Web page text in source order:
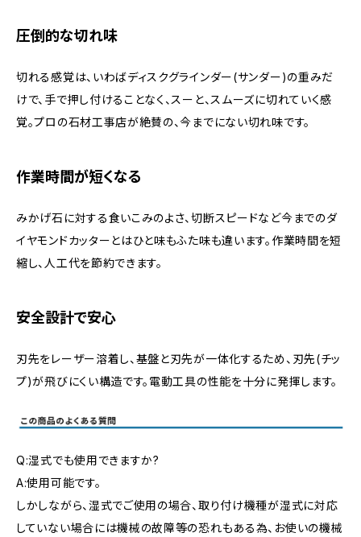
圧倒的な切れ味
切れる感覚は、いわばディスクグラインダー(サンダー)の重みだ
けで、手で押し付けることなく、スーと、スムーズに切れていく感
覚。プロの石材工事店が絶賛の、今までにない切れ味です。
作業時間が短くなる
みかげ石に対する食いこみのよさ、切断スピードなど今までのダ
イヤモンドカッターとはひと味もふた味も違います。作業時間を短
縮し、人工代を節約できます。
安全設計で安心
刃先をレーザー溶着し、基盤と刃先が一体化するため、刃先(チッ
プ)が飛びにくい構造です。電動工具の性能を十分に発揮します。
Q:湿式でも使用できますか?
A:使用可能です。
しかしながら、湿式でご使用の場合、取り付け機種が湿式に対応
していない場合には機械の故障等の恐れもある為、お使いの機械